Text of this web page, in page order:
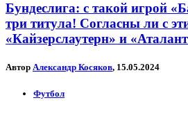
Бундеслига: с такой игрой
три титула! Согласны ли с
«Кайзерслаутерн» и
Автор Александр Косяков, 15.05.2024
Футбол